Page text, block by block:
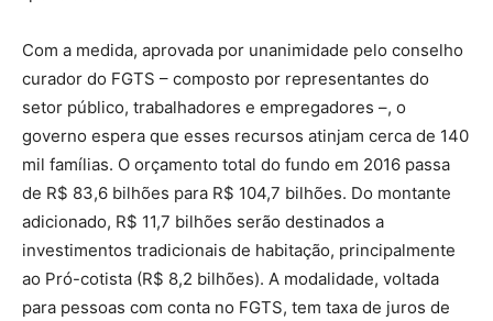
Com a medida, aprovada por unanimidade pelo conselho
curador do FGTS – composto por representantes do
setor público, trabalhadores e empregadores –, o
governo espera que esses recursos atinjam cerca de 140
mil famílias. O orçamento total do fundo em 2016 passa
de R$ 83,6 bilhões para R$ 104,7 bilhões. Do montante
adicionado, R$ 11,7 bilhões serão destinados a
investimentos tradicionais de habitação, principalmente
ao Pró-cotista (R$ 8,2 bilhões). A modalidade, voltada
para pessoas com conta no FGTS, tem taxa de juros de